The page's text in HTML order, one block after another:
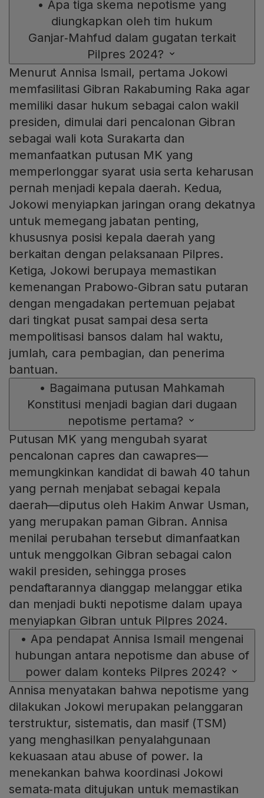
• Apa tiga skema nepotisme yang
diungkapkan oleh tim hukum
Ganjar‑Mahfud dalam gugatan terkait
Pilpres 2024?
Menurut Annisa Ismail, pertama Jokowi
memfasilitasi Gibran Rakabuming Raka agar
memiliki dasar hukum sebagai calon wakil
presiden, dimulai dari pencalonan Gibran
sebagai wali kota Surakarta dan
memanfaatkan putusan MK yang
memperlonggar syarat usia serta keharusan
pernah menjadi kepala daerah. Kedua,
Jokowi menyiapkan jaringan orang dekatnya
untuk memegang jabatan penting,
khususnya posisi kepala daerah yang
berkaitan dengan pelaksanaan Pilpres.
Ketiga, Jokowi berupaya memastikan
kemenangan Prabowo‑Gibran satu putaran
dengan mengadakan pertemuan pejabat
dari tingkat pusat sampai desa serta
mempolitisasi bansos dalam hal waktu,
jumlah, cara pembagian, dan penerima
bantuan.
• Bagaimana putusan Mahkamah
Konstitusi menjadi bagian dari dugaan
nepotisme pertama?
Putusan MK yang mengubah syarat
pencalonan capres dan cawapres—
memungkinkan kandidat di bawah 40 tahun
yang pernah menjabat sebagai kepala
daerah—diputus oleh Hakim Anwar Usman,
yang merupakan paman Gibran. Annisa
menilai perubahan tersebut dimanfaatkan
untuk menggolkan Gibran sebagai calon
wakil presiden, sehingga proses
pendaftarannya dianggap melanggar etika
dan menjadi bukti nepotisme dalam upaya
menyiapkan Gibran untuk Pilpres 2024.
• Apa pendapat Annisa Ismail mengenai
hubungan antara nepotisme dan abuse of
power dalam konteks Pilpres 2024?
Annisa menyatakan bahwa nepotisme yang
dilakukan Jokowi merupakan pelanggaran
terstruktur, sistematis, dan masif (TSM)
yang menghasilkan penyalahgunaan
kekuasaan atau abuse of power. Ia
menekankan bahwa koordinasi Jokowi
semata‑mata ditujukan untuk memastikan